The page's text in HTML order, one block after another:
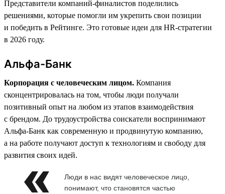
Представители компаний-финалистов поделились
решениями, которые помогли им укрепить свои позиции
и победить в Рейтинге. Это готовые идеи для HR-стратегии
в 2026 году.
Альфа-Банк
Корпорация с человеческим лицом. Компания
сконцентрировалась на том, чтобы люди получали
позитивный опыт на любом из этапов взаимодействия
с брендом. До трудоустройства соискатели воспринимают
Альфа-Банк как современную и продвинутую компанию,
а на работе получают доступ к технологиям и свободу для
развития своих идей.
Люди в нас видят человеческое лицо,
понимают, что становятся частью